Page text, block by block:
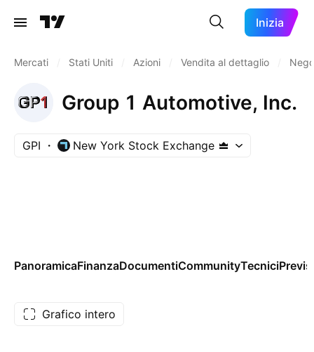
Inizia
Mercati Stati Uniti Azioni Vendita al dettaglio
Group 1 Automotive, Inc.
GPI New York Stock Exchange
PanoramicaFinanzaDocumentiCommunityTecnici
Grafico intero